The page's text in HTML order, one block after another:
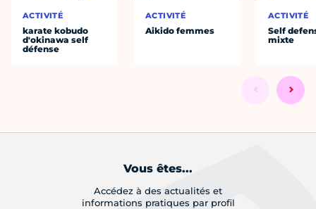
ACTIVITÉ
karate kobudo
d'okinawa self
défense
ACTIVITÉ
Aikido femmes
ACTIVITÉ
Self
mixte
Vous êtes...
Accédez à des actualités et
informations pratiques par profil